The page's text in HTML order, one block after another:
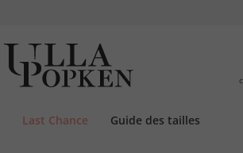
Last Chance Guide des tailles